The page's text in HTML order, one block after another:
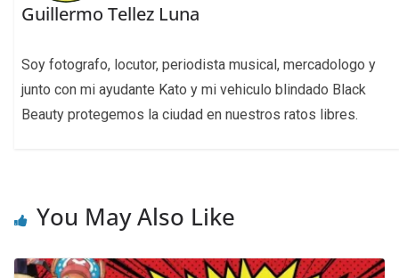
Guillermo Tellez Luna
Soy fotografo, locutor, periodista musical, mercadologo y
junto con mi ayudante Kato y mi vehiculo blindado Black
Beauty protegemos la ciudad en nuestros ratos libres.
You May Also Like